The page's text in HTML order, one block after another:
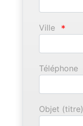
Ville *
Téléphone
Objet (titre)